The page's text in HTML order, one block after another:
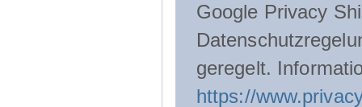
Google Privacy
geregelt.
https://